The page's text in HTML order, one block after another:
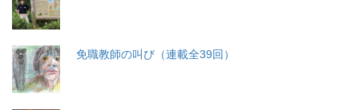
免職教師の叫び（連載全39回）